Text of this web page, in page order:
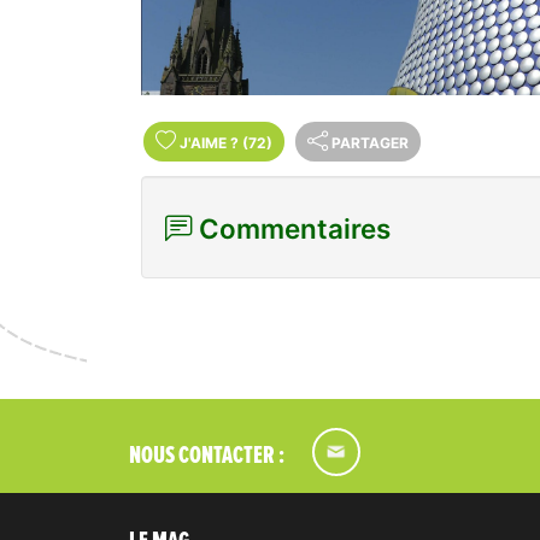
J'AIME ? (72) PARTAGER
Commentaires
NOUS CONTACTER :